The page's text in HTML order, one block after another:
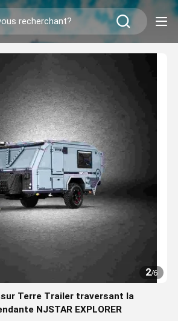
2/6
Terre Trailer traversant la
NJSTAR EXPLORER